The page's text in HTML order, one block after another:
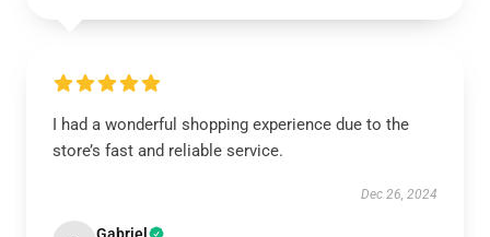
I had a wonderful shopping experience due to the
store’s fast and reliable service.
Dec 26, 2024